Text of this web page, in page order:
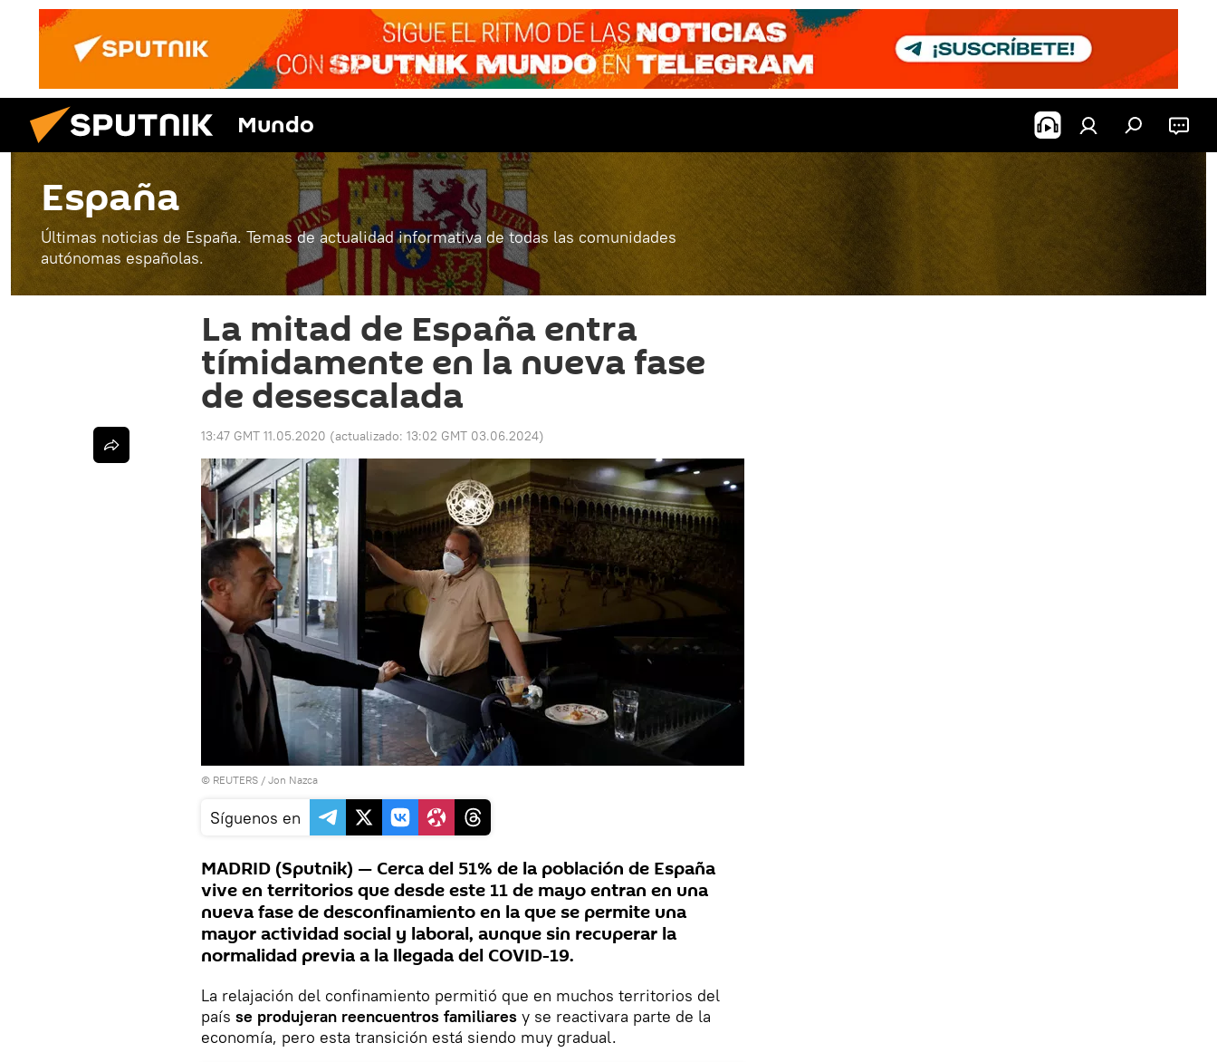
Mundo
España
Últimas noticias de España. Temas de actualidad informativa de todas las comunidades
autónomas españolas.
La mitad de España entra
tímidamente en la nueva fase
de desescalada
13:47 GMT 11.05.2020 (actualizado: 13:02 GMT 03.06.2024)
© REUTERS / Jon Nazca
Síguenos en
MADRID (Sputnik) — Cerca del 51% de la población de España
vive en territorios que desde este 11 de mayo entran en una
nueva fase de desconfinamiento en la que se permite una
mayor actividad social y laboral, aunque sin recuperar la
normalidad previa a la llegada del COVID-19.
La relajación del confinamiento permitió que en muchos territorios del
país se produjeran reencuentros familiares y se reactivara parte de la
economía, pero esta transición está siendo muy gradual.